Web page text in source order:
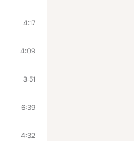
4:17
4:09
3:51
6:39
4:32